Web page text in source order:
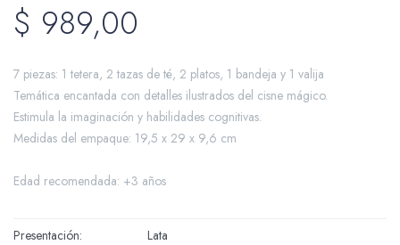
$ 989,00
7 piezas: 1 tetera, 2 tazas de té, 2 platos, 1 bandeja y 1 valija
Temática encantada con detalles ilustrados del cisne mágico.
Estimula la imaginación y habilidades cognitivas.
Medidas del empaque: 19,5 x 29 x 9,6 cm
Edad recomendada: +3 años
Presentación Lata
Perfumería